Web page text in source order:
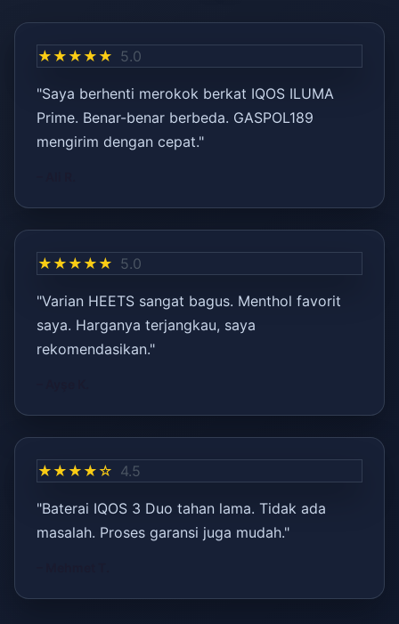
★★★★★ 5.0
"Saya berhenti merokok berkat IQOS ILUMA
Prime. Benar-benar berbeda. GASPOL189
mengirim dengan cepat."
★★★★★ 5.0
"Varian HEETS sangat bagus. Menthol favorit
saya. Harganya terjangkau, saya
rekomendasikan."
★★★★☆ 4.5
"Baterai IQOS 3 Duo tahan lama. Tidak ada
masalah. Proses garansi juga mudah."